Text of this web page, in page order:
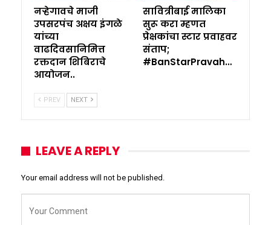
नऱ्हेगावचे माजी
उपसरपंच अक्षय इंगळे
यांच्या
वाढदिवसानिमित्त
रक्तदान शिबिराचे
आयोजन..
सावित्रीबाई मालिका
सुरू करा म्हणत
प्रेक्षकांचा स्टार प्रवाहवर
संताप;
#BanStarPravah…
PREV NEXT
LEAVE A REPLY
Your email address will not be published.